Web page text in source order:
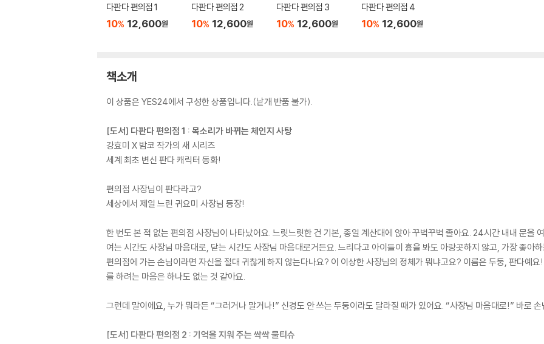
다판다 편의점 1
10% 12,600원
다판다 편의점 2
10% 12,600원
다판다 편의점 3
10% 12,600원
다판다 편의점 4
10% 12,600원
책소개
이 상품은 YES24에서 구성한 상품입니다.(낱개 반품 불가).
[도서] 다판다 편의점 1 : 목소리가 바뀌는 체인지 사탕
강효미 X 밤코 작가의 새 시리즈
세계 최초 변신 판다 캐릭터 동화!
편의점 사장님이 판다라고?
세상에서 제일 느린 귀요미 사장님 등장!
한 번도 본 적 없는 편의점 사장님이 나타났어요. 느릿느릿한 건 기본, 종일 계산대에 앉아 꾸벅꾸벅 졸아요. 24시간 내내 문을
여는 시간도 사장님 마음대로, 닫는 시간도 사장님 마음대로거든요. 느리다고 아이들이 흉을 봐도 아랑곳하지 않고, 가장 좋아
편의점에 가는 손님이라면 자신을 절대 귀찮게 하지 않는다나요? 이 이상한 사장님의 정체가 뭐냐고요? 이름은 두둥, 판다예
를 하려는 마음은 하나도 없는 것 같아요.
그런데 말이에요, 누가 뭐라든 “그러거나 말거나!” 신경도 안 쓰는 두둥이라도 달라질 때가 있어요. “사장님 마음대로!” 바로 손
[도서] 다판다 편의점 2 : 기억을 지워 주는 싹싹 물티슈